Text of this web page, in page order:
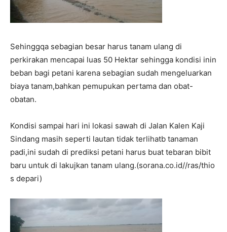
Sehinggqa sebagian besar harus tanam ulang di
perkirakan mencapai luas 50 Hektar sehingga kondisi inin
beban bagi petani karena sebagian sudah mengeluarkan
biaya tanam,bahkan pemupukan pertama dan obat-
obatan.
Kondisi sampai hari ini lokasi sawah di Jalan Kalen Kaji
Sindang masih seperti lautan tidak terlihatb tanaman
padi,ini sudah di prediksi petani harus buat tebaran bibit
baru untuk di lakujkan tanam ulang.(sorana.co.id//ras/thio
s depari)